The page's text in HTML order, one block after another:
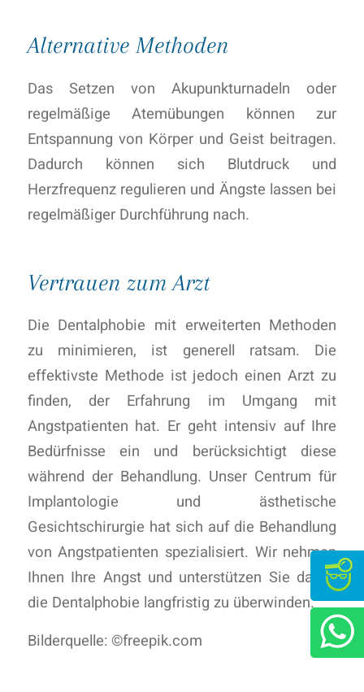
Alternative Methoden
Das Setzen von Akupunkturnadeln oder
regelmäßige Atemübungen können zur
Entspannung von Körper und Geist beitragen.
Dadurch können sich Blutdruck und
Herzfrequenz regulieren und Ängste lassen bei
regelmäßiger Durchführung nach.
Vertrauen zum Arzt
Die Dentalphobie mit erweiterten Methoden
zu minimieren, ist generell ratsam. Die
effektivste Methode ist jedoch einen Arzt zu
finden, der Erfahrung im Umgang mit
Angstpatienten hat. Er geht intensiv auf Ihre
Bedürfnisse ein und berücksichtigt diese
während der Behandlung. Unser Centrum für
Implantologie und ästhetische
Gesichtschirurgie hat sich auf die Behandlung
von Angstpatienten spezialisiert. Wir nehmen
Ihnen Ihre Angst und unterstützen Sie dabei,
die Dentalphobie langfristig zu überwinden.
Bilderquelle: ©freepik.com